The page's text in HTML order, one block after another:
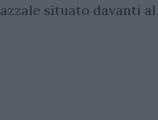
situato davanti al